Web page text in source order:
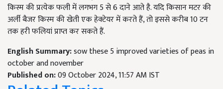
किस्म की प्रत्येक फली में लगभग 5 से 6 दाने आते है. यदि किसान मटर की
अर्ली बैजर किस्म की खेती एक हेक्टेयर में करते हैं, तो इससे करीब 10 टन
तक हरी फलियां प्राप्त कर सकते हैं.
English Summary:sow these 5 improved varieties of peas in
october and november
Published on:09 October 2024, 11:57 AM IST